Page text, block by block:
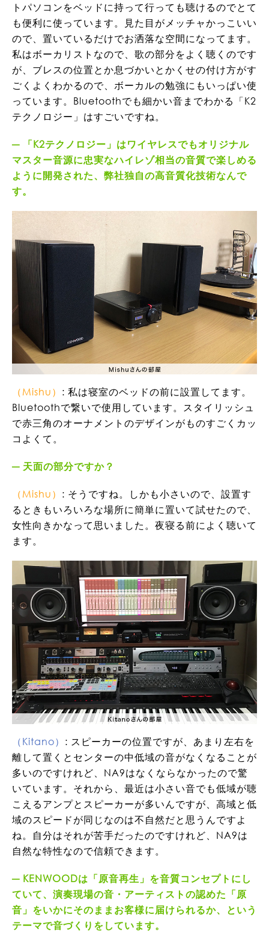
トパソコンをベッドに持って行っても聴けるのでとて
も便利に使っています。見た目がメッチャかっこいい
ので、置いているだけでお洒落な空間になってます。
私はボーカリストなので、歌の部分をよく聴くのです
が、ブレスの位置とか息づかいとかくせの付け方がす
ごくよくわかるので、ボーカルの勉強にもいっぱい使
っています。Bluetoothでも細かい音までわかる「K2
テクノロジー」はすごいですね。
「K2テクノロジー」はワイヤレスでもオリジナル
マスター音源に忠実なハイレゾ相当の音質で楽しめる
ように開発された、弊社独自の高音質化技術なんで
す。
（Mishu） : 私は寝室のベッドの前に設置してます。
Bluetoothで繋いで使用しています。スタイリッシュ
で赤三角のオーナメントのデザインがものすごくカッ
コよくて。
天面の部分ですか？
（Mishu） : そうですね。しかも小さいので、設置す
るときもいろいろな場所に簡単に置いて試せたので、
女性向きかなって思いました。夜寝る前によく聴いて
ます。
（Kitano） : スピーカーの位置ですが、あまり左右を
離して置くとセンターの中低域の音がなくなることが
多いのですけれど、NA9はなくならなかったので驚
いています。それから、最近は小さい音でも低域が聴
こえるアンプとスピーカーが多いんですが、高域と低
域のスピードが同じなのは不自然だと思うんですよ
ね。自分はそれが苦手だったのですけれど、NA9は
自然な特性なので信頼できます。
KENWOODは「原音再生」を音質コンセプトにし
ていて、演奏現場の音・アーティストの認めた「原
音」をいかにそのままお客様に届けられるか、という
テーマで音づくりをしています。